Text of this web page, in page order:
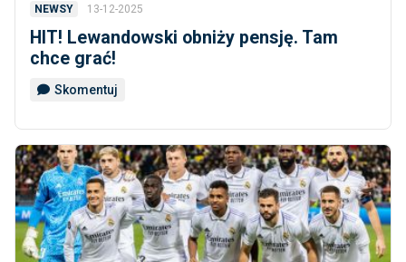
NEWSY 13-12-2025
HIT! Lewandowski obniży pensję. Tam
chce grać!
Skomentuj